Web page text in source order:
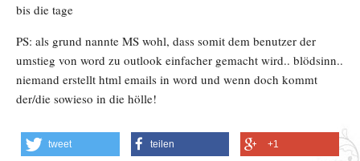
bis die tage
PS: als grund nannte MS wohl, dass somit dem benutzer der
umstieg von word zu outlook einfacher gemacht wird.. blödsinn..
niemand erstellt html emails in word und wenn doch kommt
der/die sowieso in die hölle!
tweet teilen +1